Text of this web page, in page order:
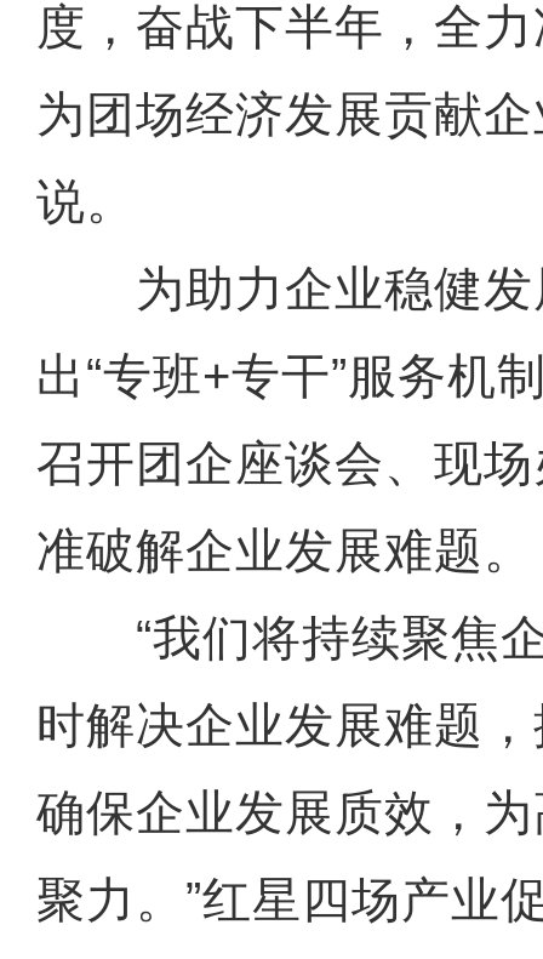
度，奋战下半年，全力
为团场经济发展贡献
说。
为助力企业稳健发
出“专班+专干”服务机
召开团企座谈会、现
准破解企业发展难题。
“我们将持续聚焦企
时解决企业发展难题
确保企业发展质效，
聚力。”红星四场产业